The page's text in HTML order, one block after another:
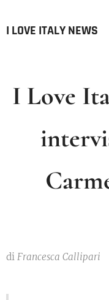
I LOVE ITALY NEWS
I Love
di Francesca Callipari